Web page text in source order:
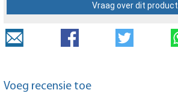
Vraag over dit product
Voeg recensie toe